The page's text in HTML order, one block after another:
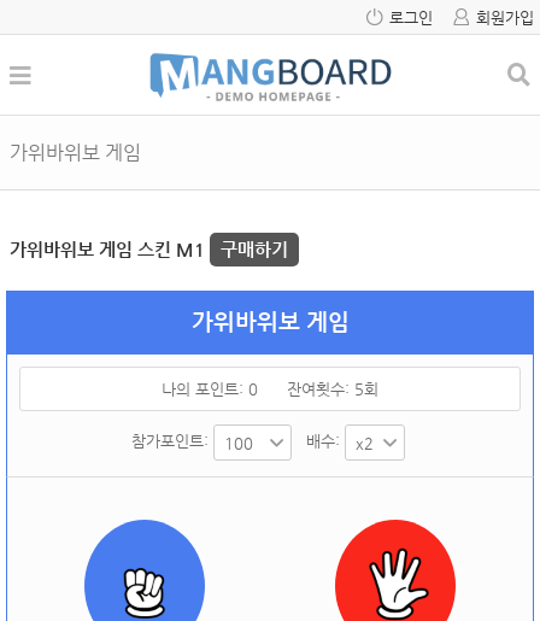
로그인 회원가입
가위바위보 게임
가위바위보 게임 스킨 M1 구매하기
가위바위보 게임
나의 포인트: 0 잔여횟수: 5회
참가포인트: 배수:
오늘 승률: 오늘 결과: ]